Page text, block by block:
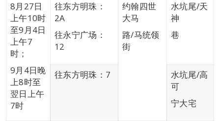
8月27日
上午10时
至9月4日
上午7
时；
9月4日晚
上8时至
翌日上午
7时
往东方明珠：
2A
往永宁广场：
12
约翰四世
大马
路/马统领
街
水坑尾/天
神
巷
往东方明珠：7
水坑尾/高
可
宁大宅